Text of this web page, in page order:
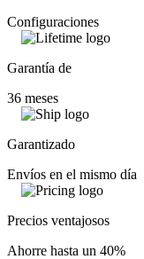
Configuraciones
Garantía de
36 meses
Garantizado
Envíos en el mismo día
Precios ventajosos
Ahorre hasta un 40%